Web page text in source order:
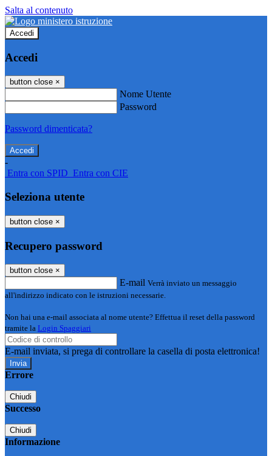
Salta al contenuto
Accedi
Accedi
button close ×
Nome Utente
Password
Password dimenticata?
-
Entra con SPID Entra con CIE
Seleziona utente
button close ×
Recupero password
button close ×
E-mail Verrà inviato un messaggio
all'indirizzo indicato con le istruzioni necessarie.
Non hai una e-mail associata al nome utente? Effettua il reset della password
tramite la Login Spaggiari
E-mail inviata, si prega di controllare la casella di posta elettronica!
Errore
Chiudi
Successo
Chiudi
Informazione